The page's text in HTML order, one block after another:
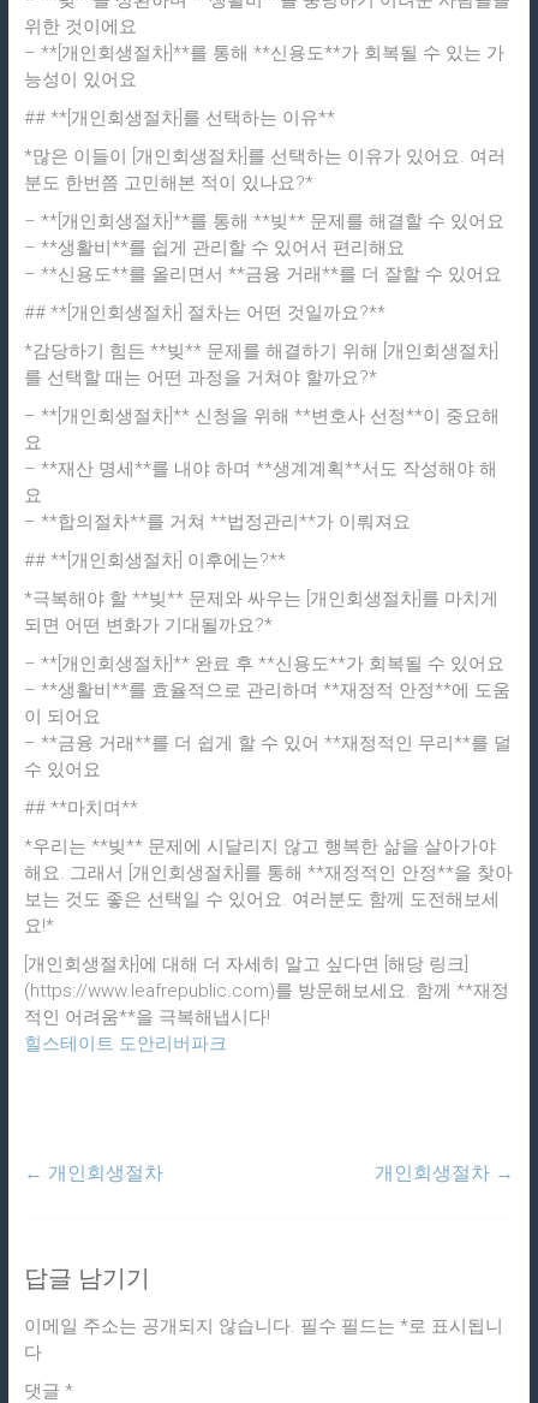
위한 것이에요
– **[개인회생절차]**를 통해 **신용도**가 회복될 수 있는 가
능성이 있어요
## **[개인회생절차]를 선택하는 이유**
*많은 이들이 [개인회생절차]를 선택하는 이유가 있어요. 여러
분도 한번쯤 고민해본 적이 있나요?*
– **[개인회생절차]**를 통해 **빚** 문제를 해결할 수 있어요
– **생활비**를 쉽게 관리할 수 있어서 편리해요
– **신용도**를 올리면서 **금융 거래**를 더 잘할 수 있어요
## **[개인회생절차] 절차는 어떤 것일까요?**
*감당하기 힘든 **빚** 문제를 해결하기 위해 [개인회생절차]
를 선택할 때는 어떤 과정을 거쳐야 할까요?*
– **[개인회생절차]** 신청을 위해 **변호사 선정**이 중요해
요
– **재산 명세**를 내야 하며 **생계계획**서도 작성해야 해
요
– **합의절차**를 거쳐 **법정관리**가 이뤄져요
## **[개인회생절차] 이후에는?**
*극복해야 할 **빚** 문제와 싸우는 [개인회생절차]를 마치게
되면 어떤 변화가 기대될까요?*
– **[개인회생절차]** 완료 후 **신용도**가 회복될 수 있어요
– **생활비**를 효율적으로 관리하며 **재정적 안정**에 도움
이 되어요
– **금융 거래**를 더 쉽게 할 수 있어 **재정적인 무리**를 덜
수 있어요
## **마치며**
*우리는 **빚** 문제에 시달리지 않고 행복한 삶을 살아가야
해요. 그래서 [개인회생절차]를 통해 **재정적인 안정**을 찾아
보는 것도 좋은 선택일 수 있어요. 여러분도 함께 도전해보세
요!*
[개인회생절차]에 대해 더 자세히 알고 싶다면 [해당 링크]
(https://www.leafrepublic.com)를 방문해보세요. 함께 **재정
적인 어려움**을 극복해냅시다!
힐스테이트 도안리버파크
← 개인회생절차 개인회생절차 →
답글 남기기
이메일 주소는 공개되지 않습니다. 필수 필드는 *로 표시됩니
다
댓글 *